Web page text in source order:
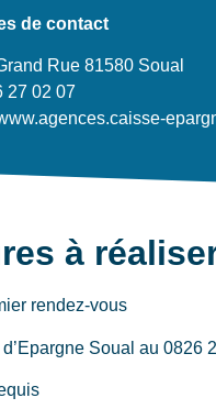
de contact
Rue 81580 Soual
27 02 07
à
rendez-vous
Soual au 0826